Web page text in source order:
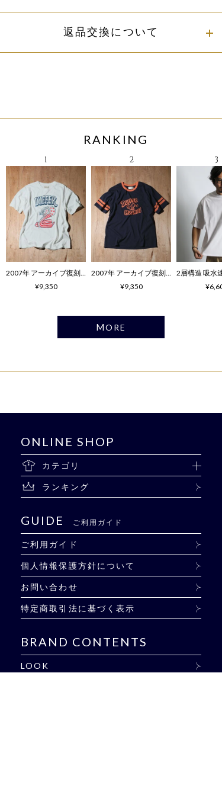
返品交換について
RANKING
2007年 アーカイブ復刻TEE コブラ柄
¥9,350
2007年 アーカイブ復刻TEE ハスキー柄
¥9,350
MORE
ONLINE SHOP
カテゴリ
ランキング
GUIDE ご利用ガイド
ご利用ガイド
個人情報保護方針について
お問い合わせ
特定商取引法に基づく表示
BRAND CONTENTS
LOOK